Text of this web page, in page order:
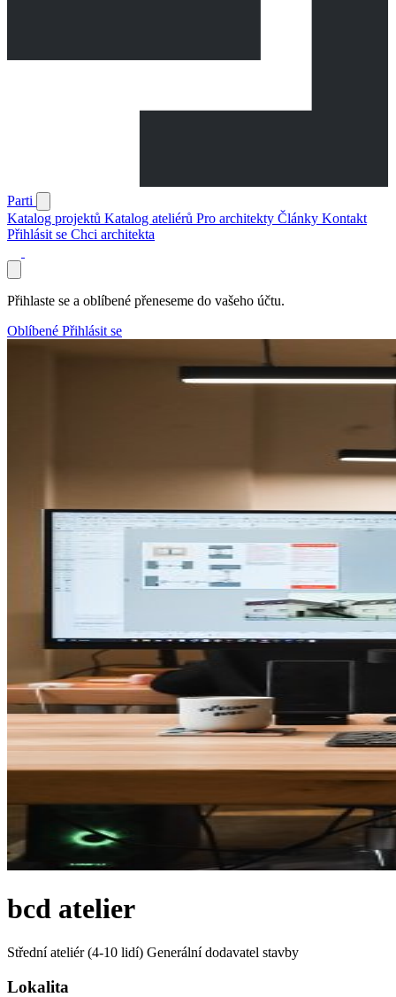
Parti
Katalog projektů Katalog ateliérů Pro architekty Články Kontakt
Přihlásit se Chci architekta
Přihlaste se a oblíbené přeneseme do vašeho účtu.
Oblíbené Přihlásit se
bcd atelier
Střední ateliér (4-10 lidí) Generální dodavatel stavby
Lokalita